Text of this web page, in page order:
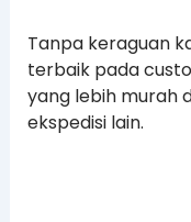
Tanpa keraguan
terbaik pada
yang lebih murah
ekspedisi lain.